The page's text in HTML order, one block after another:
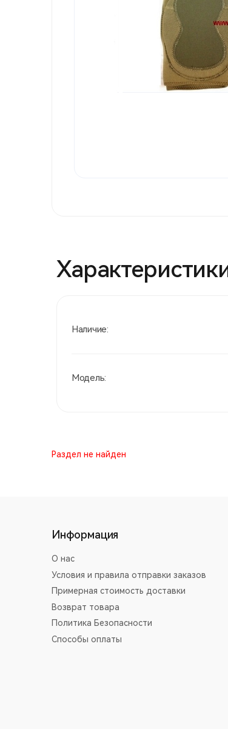
Наличие:
Модель:
Раздел не найден
Информация
О нас
Условия и правила отправки заказов
Примерная стоимость доставки
Возврат товара
Политика Безопасности
Способы оплаты